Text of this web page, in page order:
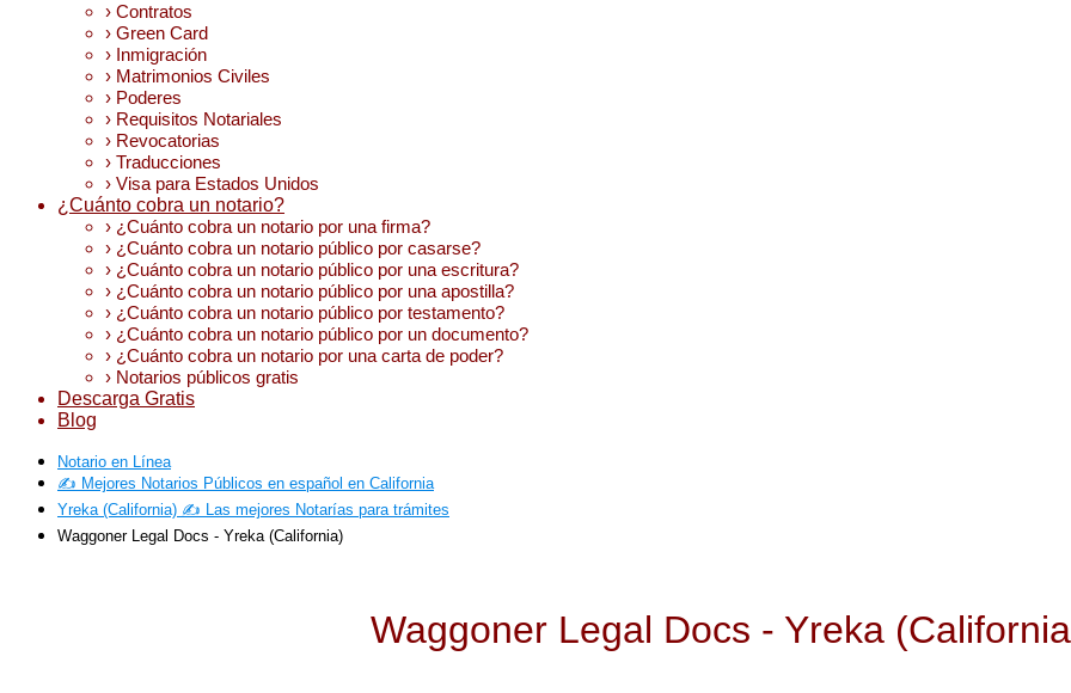
› Contratos
› Green Card
› Inmigración
› Matrimonios Civiles
› Poderes
› Requisitos Notariales
› Revocatorias
› Traducciones
› Visa para Estados Unidos
¿Cuánto cobra un notario?
› ¿Cuánto cobra un notario por una firma?
› ¿Cuánto cobra un notario público por casarse?
› ¿Cuánto cobra un notario público por una escritura?
› ¿Cuánto cobra un notario público por una apostilla?
› ¿Cuánto cobra un notario público por testamento?
› ¿Cuánto cobra un notario público por un documento?
› ¿Cuánto cobra un notario por una carta de poder?
› Notarios públicos gratis
Descarga Gratis
Blog
Notario en Línea
✍️ Mejores Notarios Públicos en español en California
Yreka (California) ✍️ Las mejores Notarías para trámites
Waggoner Legal Docs - Yreka (California)
Waggoner Legal Docs - Yreka